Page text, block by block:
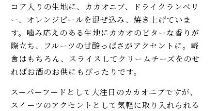
コア入りの生地に、カカオニブ、ドライクランベリ
ー、オレンジピールを混ぜ込み、焼き上げていま
す。噛み応えのある生地にカカオのビターな香りが
際立ち、フルーツの甘酸っぱさがアクセントに。軽
食はもちろん、スライスしてクリームチーズをのせ
ればお酒のお供にもぴったりです。
スーパーフードとして大注目のカカオニブですが、
スイーツのアクセントとして気軽に取り入れられる